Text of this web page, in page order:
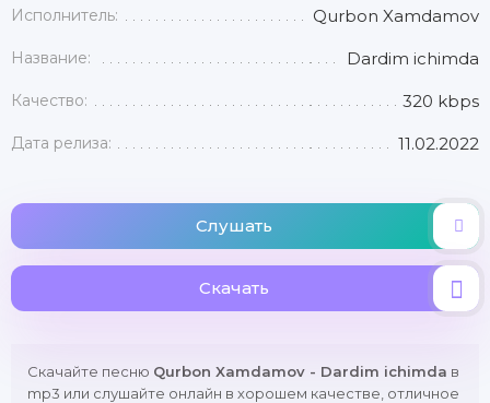
Исполнитель: Qurbon Xamdamov
Название: Dardim ichimda
Качество: 320 kbps
Дата релиза: 11.02.2022
Слушать
Скачать
Скачайте песню Qurbon Xamdamov - Dardim ichimda в
mp3 или слушайте онлайн в хорошем качестве, отличное